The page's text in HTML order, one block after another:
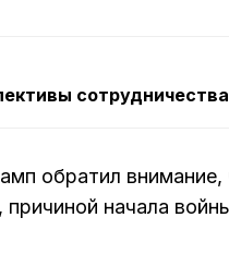
обратил
начала